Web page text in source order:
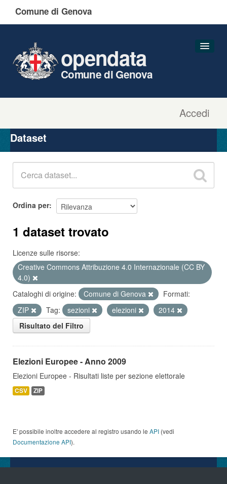
Comune di Genova
Accedi
opendata
Comune di Genova
Organizzazioni
Gruppi
Dataset
Ordina per
1 dataset trovato
Licenze sulle risorse:
Creative Commons Attribuzione 4.0 Internazionale (CC BY
4.0)
Cataloghi di origine:
Comune di Genova
Formati:
ZIP
Tag: sezioni elezioni
2014
Risultato del Filtro
Elezioni Europee - Anno 2009
Elezioni Europee - Risultati liste per sezione elettorale
CSV ZIP
E' possibile inoltre accedere al registro usando le API (vedi
Documentazione API).